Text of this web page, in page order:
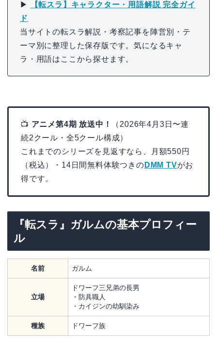
▶
【転スラ】キャラクター・用語解説 完全ガイ
ド
当サイトの転スラ解説・考察記事を陣営別・テ
ーマ別に整理した保存版です。気になるキャ
ラ・用語はここから探せます。
📺 アニメ第4期 放送中！
（2026年4月3日〜連
続2クール・全5クール構成）
これまでのシリーズを見返すなら、月額550円
（税込）・14日間無料体験つきの DMM TVがお
得です。
『転スラ』ガルムの基本プロフィー
ル
名前 ガルム
立場
ドワーフ三兄弟の長男
・防具職人
・カイジンの幼馴染み
種族 ドワーフ族